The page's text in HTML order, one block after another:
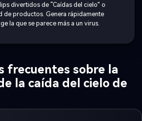
divertidos de “Caídas del cielo” o
de productos. Genera rápidamente
la que se parece más a un virus.
frecuentes sobre la
la caída del cielo de